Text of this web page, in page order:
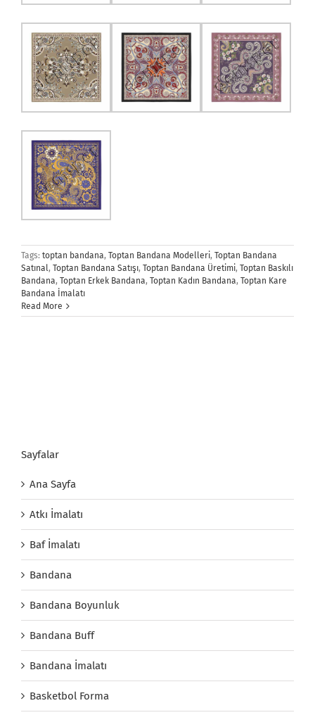
Tags: toptan bandana, Toptan Bandana Modelleri, Toptan Bandana
Satınal, Toptan Bandana Satışı, Toptan Bandana Üretimi, Toptan Baskılı
Bandana, Toptan Erkek Bandana, Toptan Kadın Bandana, Toptan Kare
Bandana İmalatı
Read More
Sayfalar
Ana Sayfa
Atkı İmalatı
Baf İmalatı
Bandana
Bandana Boyunluk
Bandana Buff
Bandana İmalatı
Basketbol Forma